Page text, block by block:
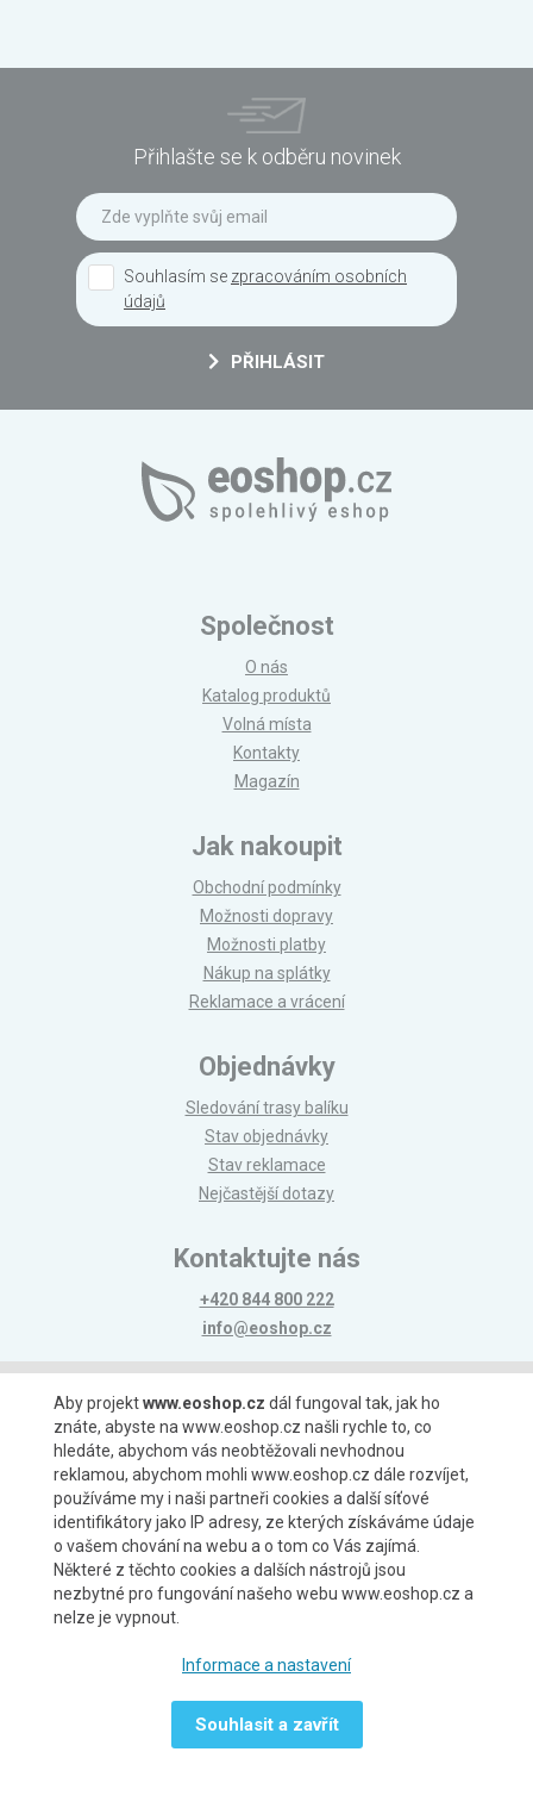
Přihlašte se k odběru novinek
Souhlasím se zpracováním osobních
údajů
PŘIHLÁSIT
Společnost
O nás
Katalog produktů
Volná místa
Kontakty
Magazín
Jak nakoupit
Obchodní podmínky
Možnosti dopravy
Možnosti platby
Nákup na splátky
Reklamace a vrácení
Objednávky
Sledování trasy balíku
Stav objednávky
Stav reklamace
Nejčastější dotazy
Kontaktujte nás
+420 844 800 222
info@eoshop.cz
Možnosti platby
Možnosti dopravy
Aby projektwww.eoshop.cz dál fungoval tak, jak ho
znáte, abyste na www.eoshop.cz našli rychle to, co
hledáte, abychom vás neobtěžovali nevhodnou
reklamou, abychom mohli www.eoshop.cz dále rozvíjet,
používáme my i naši partneři cookies a další síťové
identifikátory jako IP adresy, ze kterých získáváme údaje
o vašem chování na webu a o tom co Vás zajímá.
Některé z těchto cookies a dalších nástrojů jsou
nezbytné pro fungování našeho webu www.eoshop.cz a
nelze je vypnout.
Informace a nastavení
Souhlasit a zavřít